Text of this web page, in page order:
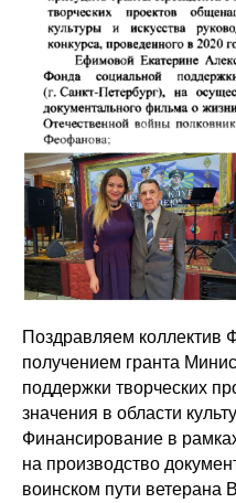
Поздравляем коллектив
получением гранта
поддержки творческих
значения в области
Финансирование в
на производство
воинском пути ветерана